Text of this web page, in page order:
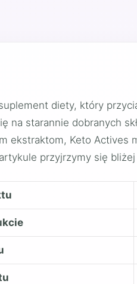
diety, który
na starannie dobranych
ekstraktom, Keto Actives
przyjrzymy się